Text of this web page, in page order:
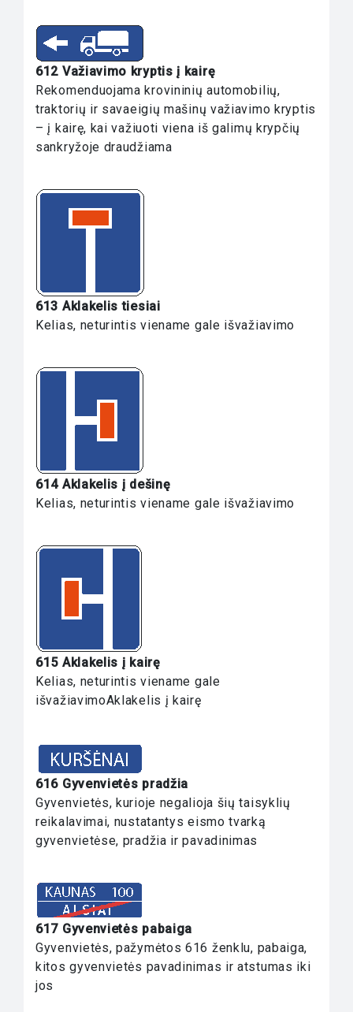
612 Važiavimo kryptis į kairę
Rekomenduojama krovininių automobilių,
traktorių ir savaeigių mašinų važiavimo kryptis
– į kairę, kai važiuoti viena iš galimų krypčių
sankryžoje draudžiama
613 Aklakelis tiesiai
Kelias, neturintis viename gale išvažiavimo
614 Aklakelis į dešinę
Kelias, neturintis viename gale išvažiavimo
615 Aklakelis į kairę
Kelias, neturintis viename gale
išvažiavimoAklakelis į kairę
616 Gyvenvietės pradžia
Gyvenvietės, kurioje negalioja šių taisyklių
reikalavimai, nustatantys eismo tvarką
gyvenvietėse, pradžia ir pavadinimas
617 Gyvenvietės pabaiga
Gyvenvietės, pažymėtos 616 ženklu, pabaiga,
kitos gyvenvietės pavadinimas ir atstumas iki
jos